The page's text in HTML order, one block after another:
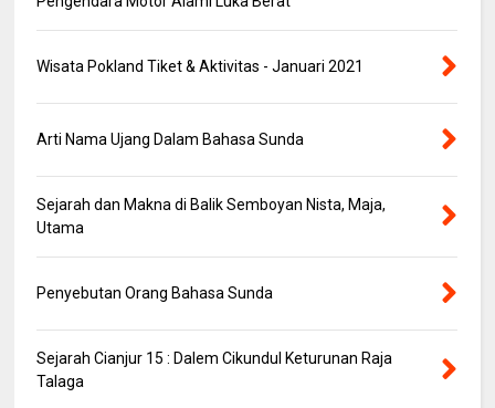
Wisata Pokland Tiket & Aktivitas - Januari 2021
Arti Nama Ujang Dalam Bahasa Sunda
Sejarah dan Makna di Balik Semboyan Nista, Maja,
Utama
Penyebutan Orang Bahasa Sunda
Sejarah Cianjur 15 : Dalem Cikundul Keturunan Raja
Talaga